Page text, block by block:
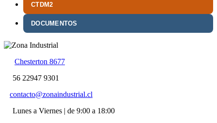
CTDM2
DOCUMENTOS
Chesterton 8677
56 22947 9301
contacto@zonaindustrial.cl
Lunes a Viernes | de 9:00 a 18:00